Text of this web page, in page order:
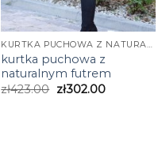
KURTKA PUCHOWA Z NATURALNYM FUTREM
kurtka puchowa z
naturalnym futrem
zł423.00 zł302.00